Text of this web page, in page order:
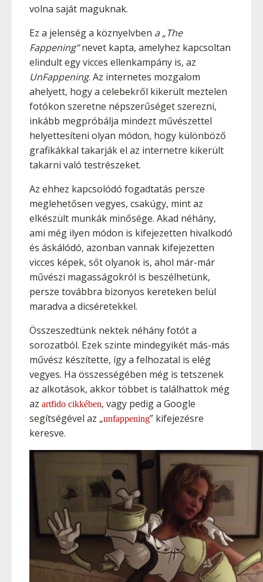
volna saját maguknak.
Ez a jelenség a köznyelvben a „The
Fappening”nevet kapta, amelyhez kapcsoltan
elindult egy vicces ellenkampány is, az
UnFappening. Az internetes mozgalom
ahelyett, hogy a celebekről kikerült meztelen
fotókon szeretne népszerűséget szerezni,
inkább megpróbálja mindezt művészettel
helyettesíteni olyan módon, hogy különböző
grafikákkal takarják el az internetre kikerült
takarni való testrészeket.
Az ehhez kapcsolódó fogadtatás persze
meglehetősen vegyes, csakúgy, mint az
elkészült munkák minősége. Akad néhány,
ami még ilyen módon is kifejezetten hivalkodó
és áskálódó, azonban vannak kifejezetten
vicces képek, sőt olyanok is, ahol már-már
művészi magasságokról is beszélhetünk,
persze továbbra bizonyos kereteken belül
maradva a dicséretekkel.
Összeszedtünk nektek néhány fotót a
sorozatból. Ezek szinte mindegyikét más-más
művész készítette, így a felhozatal is elég
vegyes. Ha összességében még is tetszenek
az alkotások, akkor többet is találhattok még
az artfido cikkében, vagy pedig a Google
segítségével az „unfappening” kifejezésre
keresve.